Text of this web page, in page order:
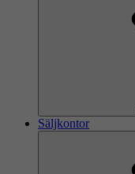
Säljkontor